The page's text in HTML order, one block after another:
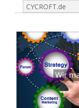
CYCROFT.de